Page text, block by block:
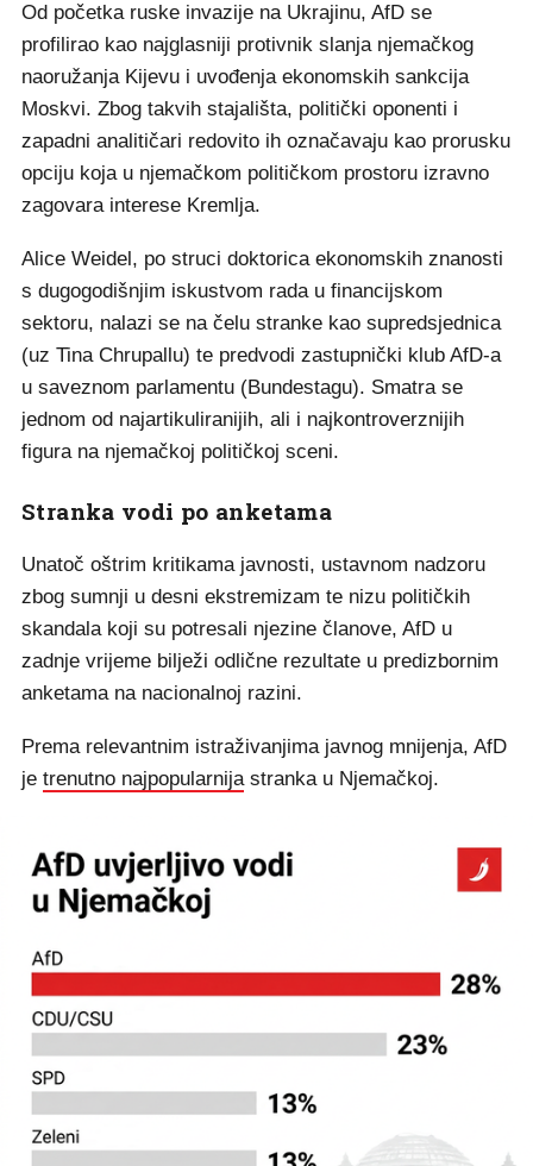
Od početka ruske invazije na Ukrajinu, AfD se
profilirao kao najglasniji protivnik slanja njemačkog
naoružanja Kijevu i uvođenja ekonomskih sankcija
Moskvi. Zbog takvih stajališta, politički oponenti i
zapadni analitičari redovito ih označavaju kao prorusku
opciju koja u njemačkom političkom prostoru izravno
zagovara interese Kremlja.
Alice Weidel, po struci doktorica ekonomskih znanosti
s dugogodišnjim iskustvom rada u financijskom
sektoru, nalazi se na čelu stranke kao supredsjednica
(uz Tina Chrupallu) te predvodi zastupnički klub AfD-a
u saveznom parlamentu (Bundestagu). Smatra se
jednom od najartikuliranijih, ali i najkontroverznijih
figura na njemačkoj političkoj sceni.
Stranka vodi po anketama
Unatoč oštrim kritikama javnosti, ustavnom nadzoru
zbog sumnji u desni ekstremizam te nizu političkih
skandala koji su potresali njezine članove, AfD u
zadnje vrijeme bilježi odlične rezultate u predizbornim
anketama na nacionalnoj razini.
Prema relevantnim istraživanjima javnog mnijenja, AfD
je trenutno najpopularnijastranka u Njemačkoj.